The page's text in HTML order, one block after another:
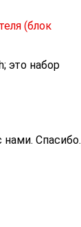
(блок
это набор
Спасибо.